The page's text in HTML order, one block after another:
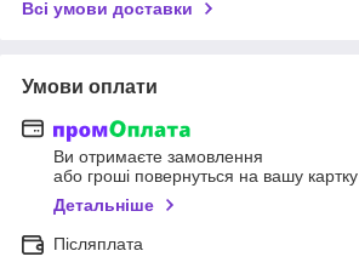
Всі умови доставки
Умови оплати
Ви отримаєте замовлення
або гроші повернуться на вашу картку
Детальніше
Післяплата